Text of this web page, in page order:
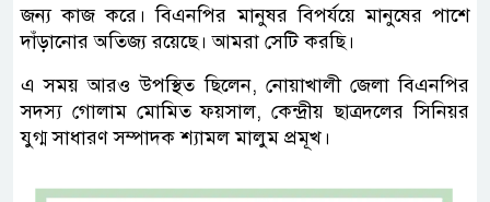
জন্য কাজ করে। বিএনপির মানুষর বিপর্যয়ে মানুষের পাশে
দাঁড়ানোর অতিজ্য রয়েছে। আমরা সেটি করছি।
এ সময় আরও উপস্থিত ছিলেন, নোয়াখালী জেলা বিএনপির
সদস্য গোলাম মোমিত ফয়সাল, কেন্দ্রীয় ছাত্রদলের সিনিয়র
যুগ্ম সাধারণ সম্পাদক শ্যামল মালুম প্রমূখ।